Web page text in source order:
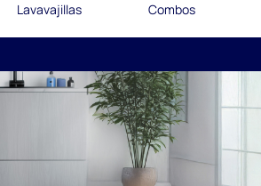
Lavavajillas Combos